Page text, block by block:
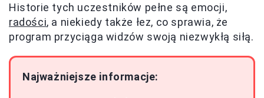
Historie tych uczestników pełne są emocji,
radości, a niekiedy także łez, co sprawia, że
program przyciąga widzów swoją niezwykłą siłą.
Najważniejsze informacje: